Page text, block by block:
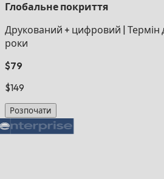
Глобальне покриття
Друкований + цифровий Термін
роки
$79
$149
Розпочати